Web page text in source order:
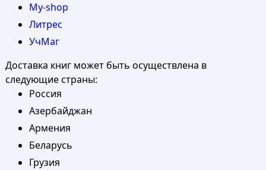
My-shop
Литрес
УчМаг
Доставка книг может быть осуществлена в
следующие страны:
Россия
Азербайджан
Армения
Беларусь
Грузия